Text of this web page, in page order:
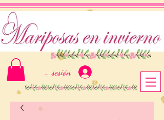
Iniciar sesión